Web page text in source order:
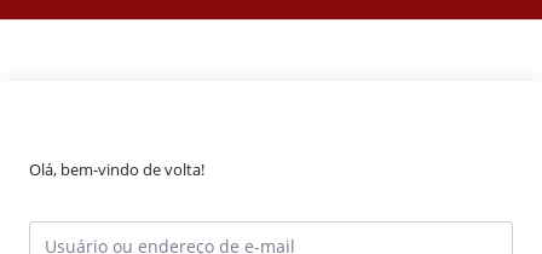
Olá, bem-vindo de volta!